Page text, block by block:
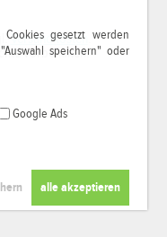
gesetzt werden
speichern" oder
Google Ads
Versandkosten
vorbehalten.